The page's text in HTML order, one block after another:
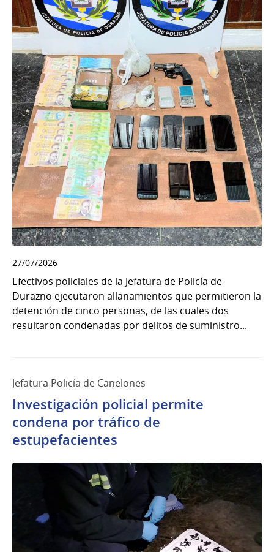
27/07/2026
Efectivos policiales de la Jefatura de Policía de
Durazno ejecutaron allanamientos que permitieron la
detención de cinco personas, de las cuales dos
resultaron condenadas por delitos de suministro...
Jefatura Policía de Canelones
Investigación policial permite
condena por tráfico de
estupefacientes